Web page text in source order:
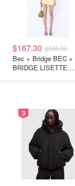
$167.30 $340.00
Bec + Bridge BEC +
BRIDGE LISETTE
3